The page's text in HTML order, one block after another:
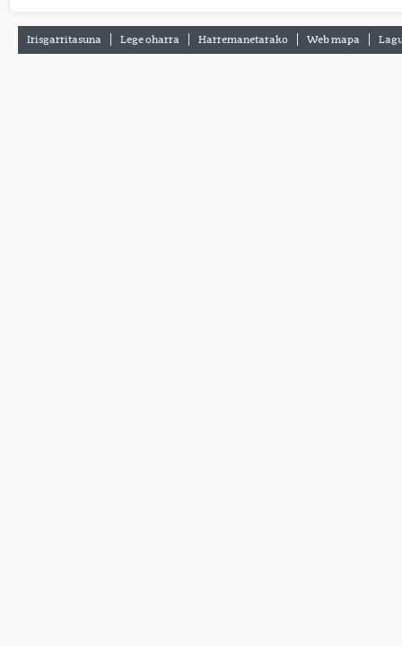
Irisgarritasuna Lege oharra Harremanetarako Web mapa